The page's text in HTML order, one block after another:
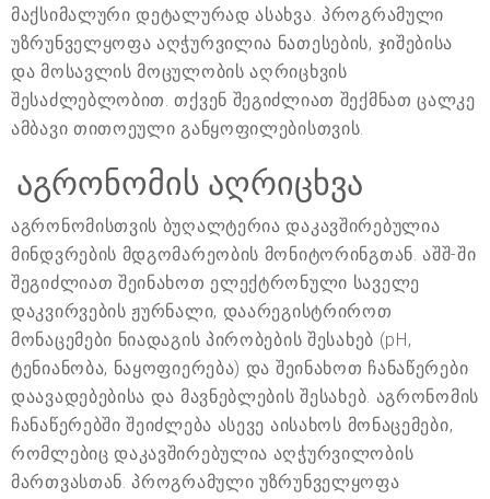
მაქსიმალური დეტალურად ასახვა. პროგრამული
უზრუნველყოფა აღჭურვილია ნათესების, ჯიშებისა
და მოსავლის მოცულობის აღრიცხვის
შესაძლებლობით. თქვენ შეგიძლიათ შექმნათ ცალკე
ამბავი თითოეული განყოფილებისთვის.
აგრონომის აღრიცხვა
აგრონომისთვის ბუღალტერია დაკავშირებულია
მინდვრების მდგომარეობის მონიტორინგთან. აშშ-ში
შეგიძლიათ შეინახოთ ელექტრონული საველე
დაკვირვების ჟურნალი, დაარეგისტრიროთ
მონაცემები ნიადაგის პირობების შესახებ (pH,
ტენიანობა, ნაყოფიერება) და შეინახოთ ჩანაწერები
დაავადებებისა და მავნებლების შესახებ. აგრონომის
ჩანაწერებში შეიძლება ასევე აისახოს მონაცემები,
რომლებიც დაკავშირებულია აღჭურვილობის
მართვასთან. პროგრამული უზრუნველყოფა